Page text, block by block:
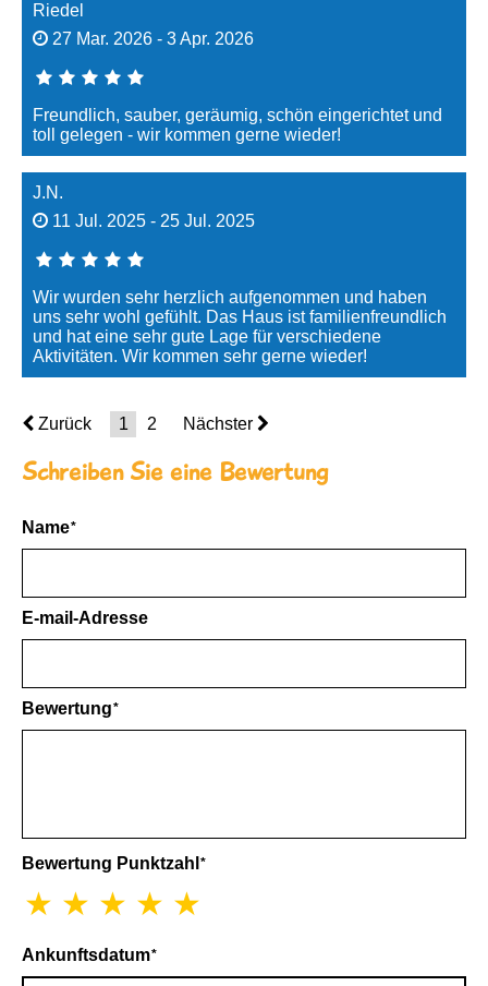
Riedel
27 Mar. 2026 - 3 Apr. 2026
Freundlich, sauber, geräumig, schön eingerichtet und
toll gelegen - wir kommen gerne wieder!
J.N.
11 Jul. 2025 - 25 Jul. 2025
Wir wurden sehr herzlich aufgenommen und haben
uns sehr wohl gefühlt. Das Haus ist familienfreundlich
und hat eine sehr gute Lage für verschiedene
Aktivitäten. Wir kommen sehr gerne wieder!
Zurück 1 2 Nächster
Schreiben Sie eine Bewertung
Name
E-mail-Adresse
Bewertung
Bewertung Punktzahl
Ankunftsdatum